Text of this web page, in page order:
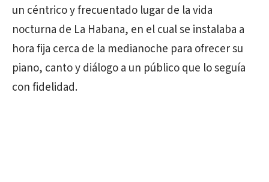
un céntrico y frecuentado lugar de la vida
nocturna de La Habana, en el cual se instalaba a
hora fija cerca de la medianoche para ofrecer su
piano, canto y diálogo a un público que lo seguía
con fidelidad.